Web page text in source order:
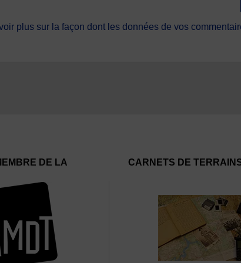
plus sur la façon dont les données de vos
DE LA CARNETS DE